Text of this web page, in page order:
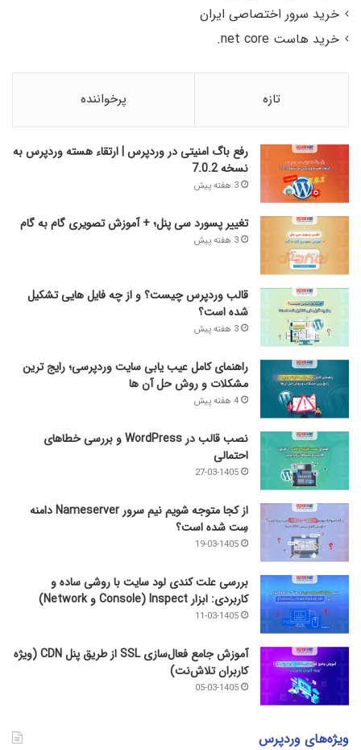
خرید سرور اختصاصی ایران
خرید هاست net core.
تازه پرخواننده
رفع باگ امنیتی در وردپرس | ارتقاء هسته وردپرس به
نسخه 7.0.2
3 هفته پیش
تغییر پسورد سی پنل؛ + آموزش تصویری گام به گام
3 هفته پیش
قالب وردپرس چیست؟ و از چه فایل­ هایی تشکیل
شده است؟
3 هفته پیش
راهنمای کامل عیب‌ یابی سایت وردپرسی؛ رایج‌ ترین
مشکلات و روش حل آن‌ ها
4 هفته پیش
نصب قالب در WordPress و بررسی خطاهای
احتمالی
27-03-1405
از کجا متوجه شویم نیم ‌سرور Nameserver دامنه
سِت شده است؟
19-03-1405
بررسی علت کندی لود سایت با روشی ساده و
کاربردی: ابزار Inspect (Console و Network)
11-03-1405
آموزش جامع فعال‌سازی SSL از طریق پنل CDN (ویژه
کاربران تلاش‌نت)
05-03-1405
ویژه‌های وردپرس